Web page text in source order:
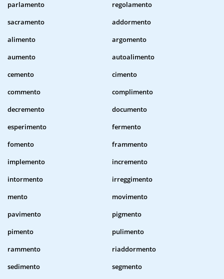
parlamento
regolamento
sacramento
addormento
alimento
argomento
aumento
autoalimento
cemento
cimento
commento
complimento
decremento
documento
esperimento
fermento
fomento
frammento
implemento
incremento
intormento
irreggimento
mento
movimento
pavimento
pigmento
pimento
pulimento
rammento
riaddormento
sedimento
segmento